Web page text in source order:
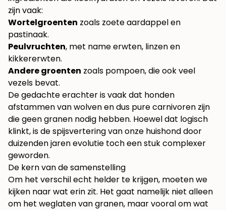
zijn vaak:
Wortelgroenten zoals zoete aardappel en
pastinaak.
Peulvruchten, met name erwten, linzen en
kikkererwten.
Andere groenten zoals pompoen, die ook veel
vezels bevat.
De gedachte erachter is vaak dat honden
afstammen van wolven en dus pure carnivoren zijn
die geen granen nodig hebben. Hoewel dat logisch
klinkt, is de spijsvertering van onze huishond door
duizenden jaren evolutie toch een stuk complexer
geworden.
De kern van de samenstelling
Om het verschil echt helder te krijgen, moeten we
kijken naar wat erin zit. Het gaat namelijk niet alleen
om het weglaten van granen, maar vooral om wat